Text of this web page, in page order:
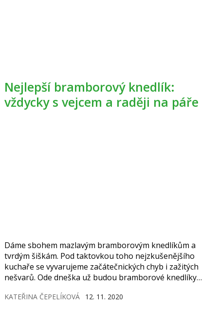
Nejlepší bramborový knedlík:
vždycky s vejcem a raději na páře
Dáme sbohem mazlavým bramborovým knedlíkům a
tvrdým šiškám. Pod taktovkou toho nejzkušenějšího
kuchaře se vyvarujeme začátečnických chyb i zažitých
nešvarů. Ode dneška už budou bramborové knedlíky
KATEŘINA ČEPELÍKOVÁ 12. 11. 2020